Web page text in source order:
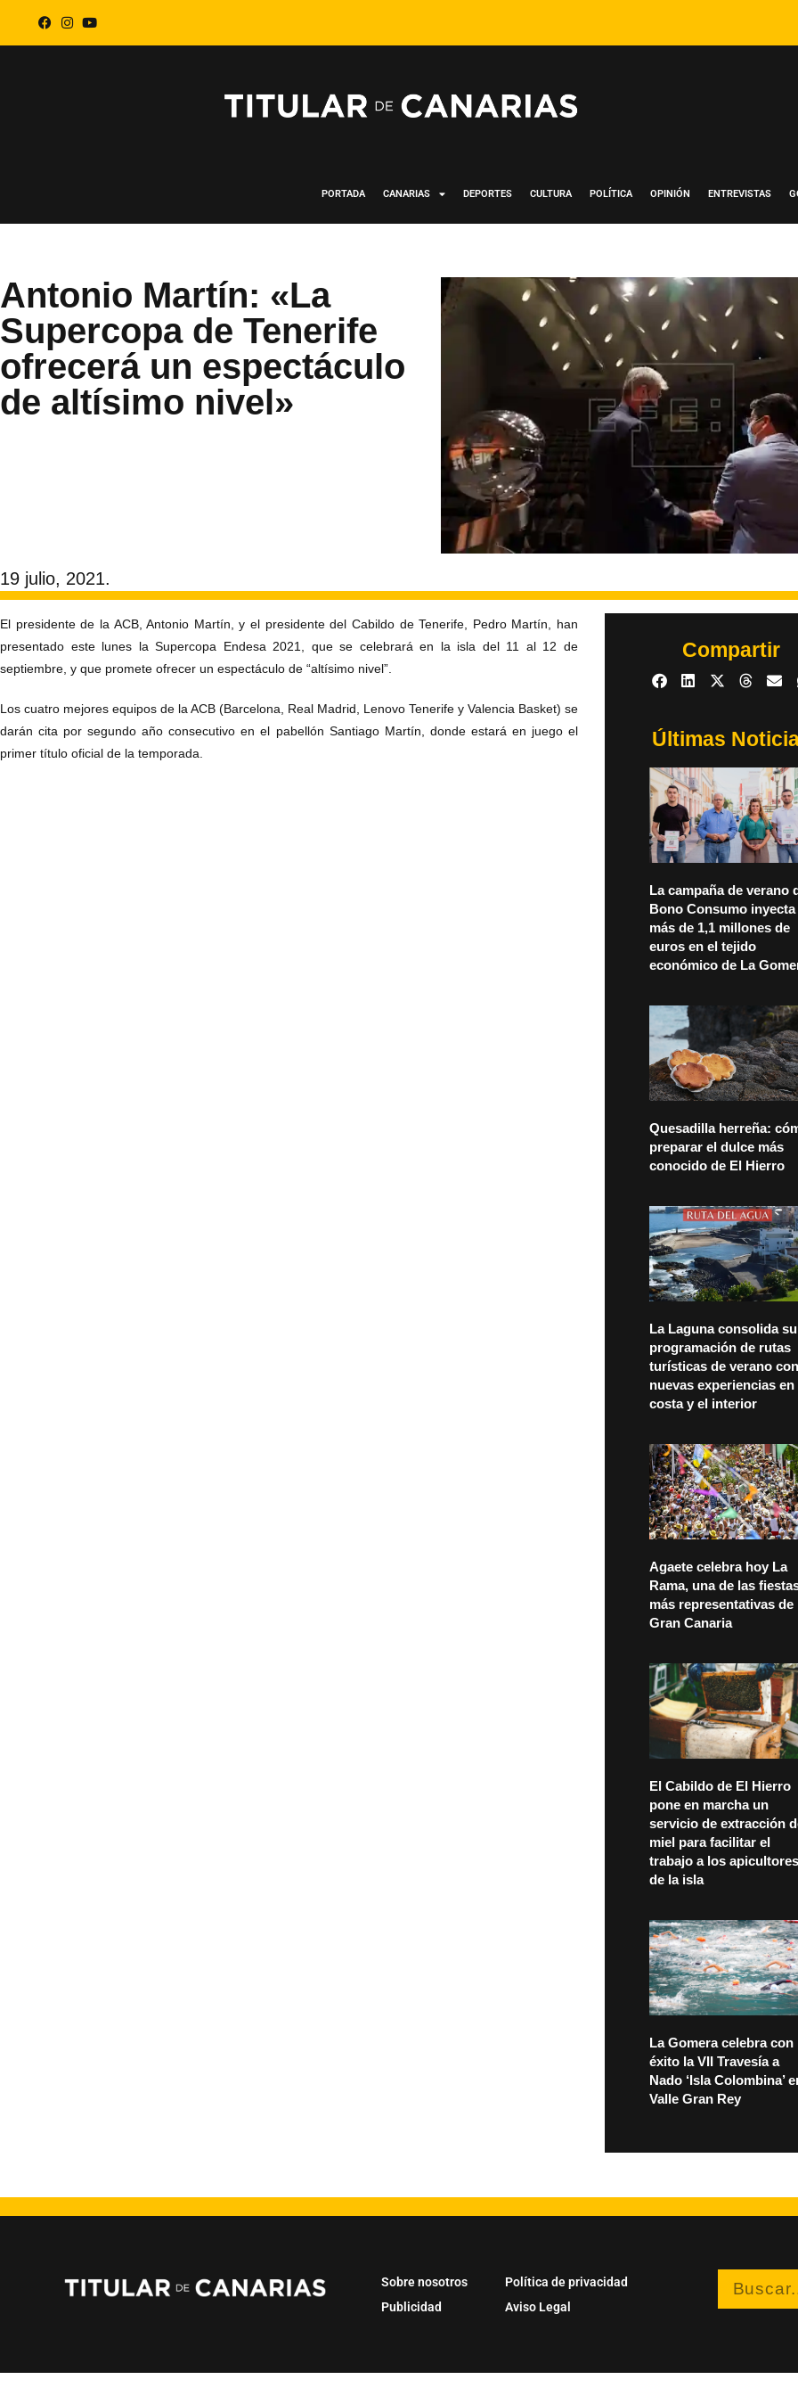
PORTADA CANARIAS DEPORTES CULTURA POLÍTICA OPINIÓN ENTREVISTAS
Antonio Martín: «La
Supercopa de Tenerife
ofrecerá un espectáculo
de altísimo nivel»
19 julio, 2021.
El presidente de la ACB, Antonio Martín, y el presidente del Cabildo de Tenerife, Pedro Martín, han
presentado este lunes la Supercopa Endesa 2021, que se celebrará en la isla del 11 al 12 de
septiembre, y que promete ofrecer un espectáculo de “altísimo nivel”.
Los cuatro mejores equipos de la ACB (Barcelona, Real Madrid, Lenovo Tenerife y Valencia Basket) se
darán cita por segundo año consecutivo en el pabellón Santiago Martín, donde estará en juego el
primer título oficial de la temporada.
Compartir
Últimas
La campaña de verano
Bono Consumo inyecta
más de 1,1 millones de
euros en el tejido
económico de La
Quesadilla herreña:
preparar el dulce más
conocido de El Hierro
La Laguna consolida su
programación de rutas
turísticas de verano con
nuevas experiencias en
costa y el interior
Agaete celebra hoy La
Rama, una de las
más representativas de
Gran Canaria
El Cabildo de El Hierro
pone en marcha un
servicio de extracción
miel para facilitar el
trabajo a los apicultores
de la isla
La Gomera celebra con
éxito la VII Travesía a
Nado ‘Isla Colombina’
Valle Gran Rey
Sobre nosotros
Publicidad
Política de privacidad
Aviso Legal